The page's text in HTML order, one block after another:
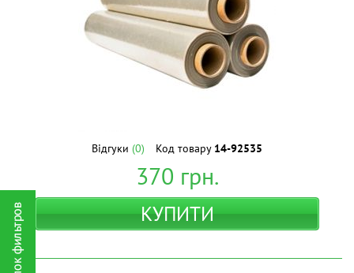
Відгуки (0) Код товару 14-92535
370 грн.
КУПИТИ